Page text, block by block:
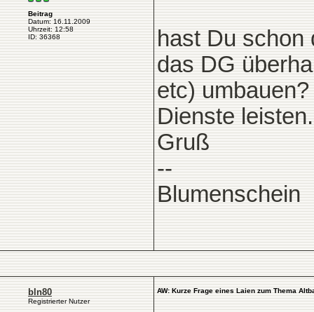
Beitrag
Datum: 16.11.2009
Uhrzeit: 12:58
ID: 36368
hast Du schon
das DG
etc)
Dienste leisten.
Gruß
--
Blumenschein
bln80
Registrierter Nutzer
AW: Kurze Frage eines Laien zum Thema